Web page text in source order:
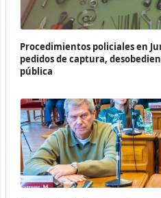
Procedimientos policiales en
pedidos de captura,
pública